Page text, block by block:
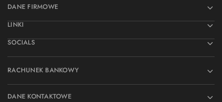
DANE FIRMOWE
LINKI
SOCIALS
RACHUNEK BANKOWY
DANE KONTAKTOWE